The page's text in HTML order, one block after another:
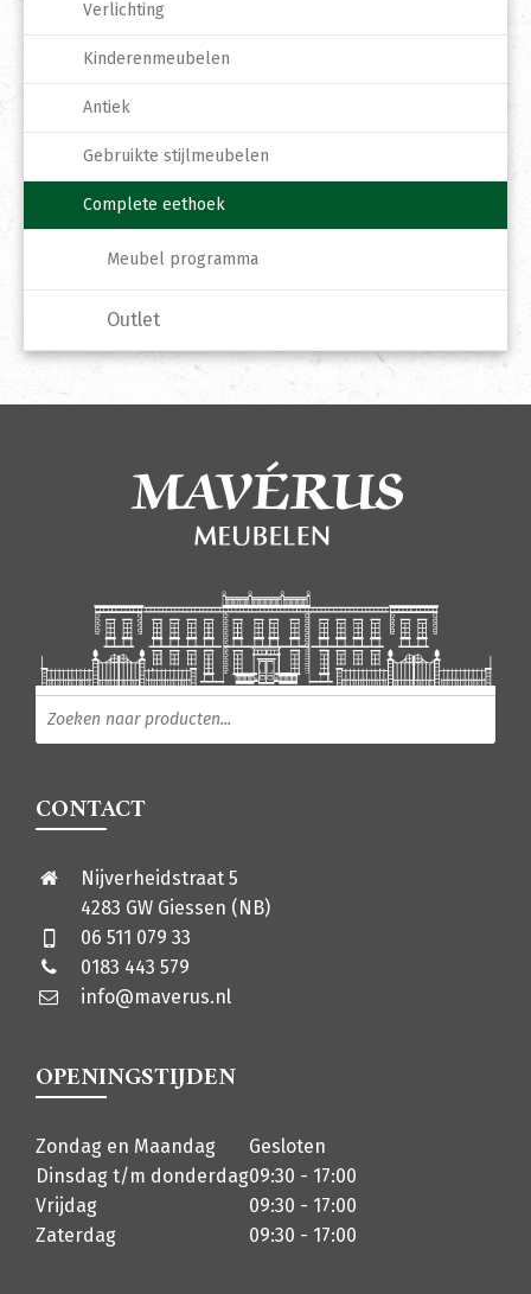
Verlichting
Kinderenmeubelen
Antiek
Gebruikte stijlmeubelen
Complete eethoek
Meubel programma
Outlet
Producten zoeken
CONTACT
Nijverheidstraat 5
4283 GW Giessen (NB)
06 511 079 33
0183 443 579
info@maverus.nl
OPENINGSTIJDEN
Zondag en Maandag
Gesloten
Dinsdag t/m donderdag09:30 - 17:00
Vrijdag
09:30 - 17:00
Zaterdag
09:30 - 17:00